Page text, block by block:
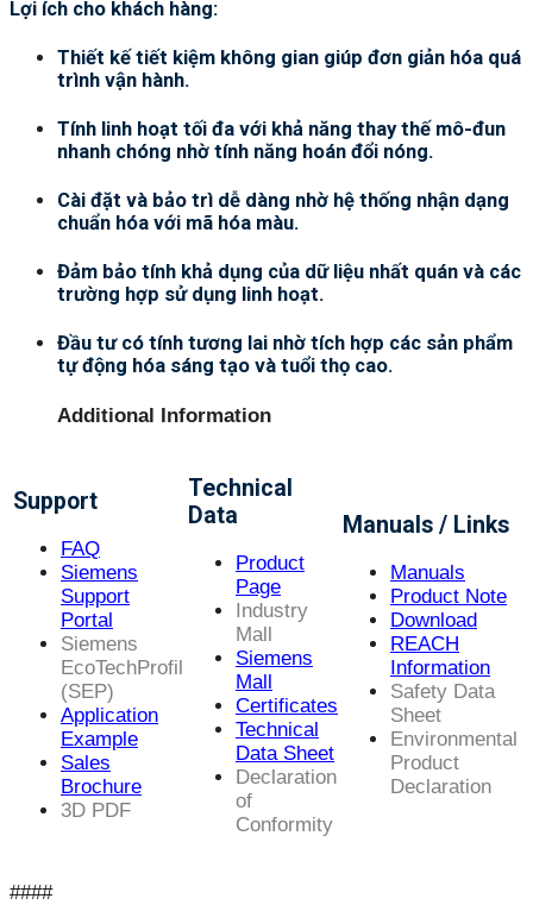
Lợi ích cho khách hàng:
Thiết kế tiết kiệm không gian giúp đơn giản hóa quá
trình vận hành.
Tính linh hoạt tối đa với khả năng thay thế mô-đun
nhanh chóng nhờ tính năng hoán đổi nóng.
Cài đặt và bảo trì dễ dàng nhờ hệ thống nhận dạng
chuẩn hóa với mã hóa màu.
Đảm bảo tính khả dụng của dữ liệu nhất quán và các
trường hợp sử dụng linh hoạt.
Đầu tư có tính tương lai nhờ tích hợp các sản phẩm
tự động hóa sáng tạo và tuổi thọ cao.
Additional Information
Support
FAQ
Siemens
Support
Portal
Siemens
EcoTechProfil
(SEP)
Application
Example
Sales
Brochure
3D PDF
Technical
Data
Product
Page
Industry
Mall
Siemens
Mall
Certificates
Technical
Data Sheet
Declaration
of
Conformity
Manuals / Links
Manuals
Product Note
Download
REACH
Information
Safety Data
Sheet
Environmental
Product
Declaration
####